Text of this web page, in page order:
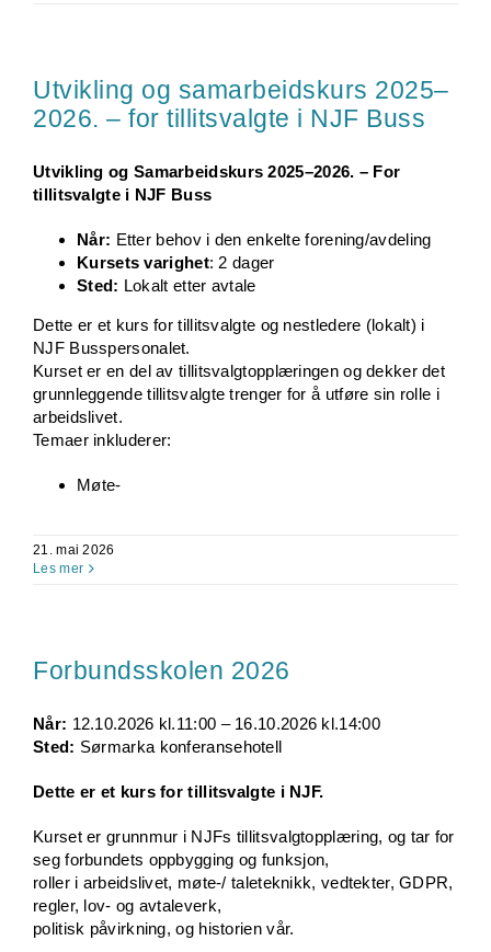
Utvikling og samarbeidskurs 2025–
2026. – for tillitsvalgte i NJF Buss
Utvikling og Samarbeidskurs 2025–2026. – For
tillitsvalgte i NJF Buss
Når: Etter behov i den enkelte forening/avdeling
Kursets varighet: 2 dager
Sted: Lokalt etter avtale
Dette er et kurs for tillitsvalgte og nestledere (lokalt) i
NJF Busspersonalet.
Kurset er en del av tillitsvalgtopplæringen og dekker det
grunnleggende tillitsvalgte trenger for å utføre sin rolle i
arbeidslivet.
Temaer inkluderer:
Møte-
21. mai 2026
Les mer
Forbundsskolen 2026
Når: 12.10.2026 kl.11:00 – 16.10.2026 kl.14:00
Sted: Sørmarka konferansehotell
Dette er et kurs for tillitsvalgte i NJF.
Kurset er grunnmur i NJFs tillitsvalgtopplæring, og tar for
seg forbundets oppbygging og funksjon,
roller i arbeidslivet, møte-/ taleteknikk, vedtekter, GDPR,
regler, lov- og avtaleverk,
politisk påvirkning, og historien vår.